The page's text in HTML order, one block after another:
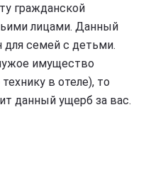
гражданской
лицами. Данный
для семей с детьми.
имущество
в отеле), то
данный ущерб за вас.